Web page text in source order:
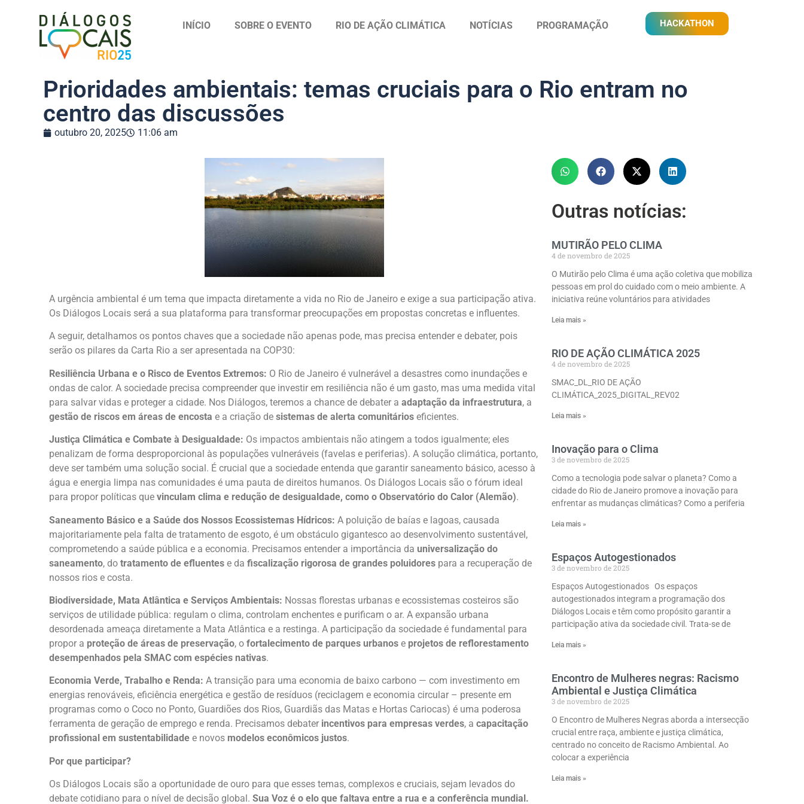
INÍCIO SOBRE O EVENTO RIO DE AÇÃO CLIMÁTICA NOTÍCIAS PROGRAMAÇÃO HACKATHON
Prioridades ambientais: temas cruciais para o Rio entram no
centro das discussões
outubro 20, 2025 11:06 am
A urgência ambiental é um tema que impacta diretamente a vida no Rio de Janeiro e exige a sua participação ativa.
Os Diálogos Locais será a sua plataforma para transformar preocupações em propostas concretas e influentes.
A seguir, detalhamos os pontos chaves que a sociedade não apenas pode, mas precisa entender e debater, pois
serão os pilares da Carta Rio a ser apresentada na COP30:
Resiliência Urbana e o Risco de Eventos Extremos: O Rio de Janeiro é vulnerável a desastres como inundações e
ondas de calor. A sociedade precisa compreender que investir em resiliência não é um gasto, mas uma medida vital
para salvar vidas e proteger a cidade. Nos Diálogos, teremos a chance de debater a adaptação da infraestrutura, a
gestão de riscos em áreas de encosta e a criação de sistemas de alerta comunitários eficientes.
Justiça Climática e Combate à Desigualdade: Os impactos ambientais não atingem a todos igualmente; eles
penalizam de forma desproporcional às populações vulneráveis (favelas e periferias). A solução climática, portanto,
deve ser também uma solução social. É crucial que a sociedade entenda que garantir saneamento básico, acesso à
água e energia limpa nas comunidades é uma pauta de direitos humanos. Os Diálogos Locais são o fórum ideal
para propor políticas que vinculam clima e redução de desigualdade, como o Observatório do Calor (Alemão).
Saneamento Básico e a Saúde dos Nossos Ecossistemas Hídricos: A poluição de baías e lagoas, causada
majoritariamente pela falta de tratamento de esgoto, é um obstáculo gigantesco ao desenvolvimento sustentável,
comprometendo a saúde pública e a economia. Precisamos entender a importância da universalização do
saneamento, do tratamento de efluentes e da fiscalização rigorosa de grandes poluidores para a recuperação de
nossos rios e costa.
Biodiversidade, Mata Atlântica e Serviços Ambientais: Nossas florestas urbanas e ecossistemas costeiros são
serviços de utilidade pública: regulam o clima, controlam enchentes e purificam o ar. A expansão urbana
desordenada ameaça diretamente a Mata Atlântica e a restinga. A participação da sociedade é fundamental para
propor a proteção de áreas de preservação, o fortalecimento de parques urbanos e projetos de reflorestamento
desempenhados pela SMAC com espécies nativas.
Economia Verde, Trabalho e Renda: A transição para uma economia de baixo carbono — com investimento em
energias renováveis, eficiência energética e gestão de resíduos (reciclagem e economia circular – presente em
programas como o Coco no Ponto, Guardiões dos Rios, Guardiãs das Matas e Hortas Cariocas) é uma poderosa
ferramenta de geração de emprego e renda. Precisamos debater incentivos para empresas verdes, a capacitação
profissional em sustentabilidade e novos modelos econômicos justos.
Por que participar?
Os Diálogos Locais são a oportunidade de ouro para que esses temas, complexos e cruciais, sejam levados do
debate cotidiano para o nível de decisão global. Sua Voz é o elo que faltava entre a rua e a conferência mundial.
Outras notícias:​
MUTIRÃO PELO CLIMA
4 de novembro de 2025
O Mutirão pelo Clima é uma ação coletiva que mobiliza
pessoas em prol do cuidado com o meio ambiente. A
iniciativa reúne voluntários para atividades
Leia mais »
RIO DE AÇÃO CLIMÁTICA 2025
4 de novembro de 2025
SMAC_DL_RIO DE AÇÃO
CLIMÁTICA_2025_DIGITAL_REV02
Leia mais »
Inovação para o Clima
3 de novembro de 2025
Como a tecnologia pode salvar o planeta? Como a
cidade do Rio de Janeiro promove a inovação para
enfrentar as mudanças climáticas? Como a periferia
Leia mais »
Espaços Autogestionados
3 de novembro de 2025
Espaços Autogestionados Os espaços
autogestionados integram a programação dos
Diálogos Locais e têm como propósito garantir a
participação ativa da sociedade civil. Trata-se de
Leia mais »
Encontro de Mulheres negras: Racismo
Ambiental e Justiça Climática
3 de novembro de 2025
O Encontro de Mulheres Negras aborda a intersecção
crucial entre raça, ambiente e justiça climática,
centrado no conceito de Racismo Ambiental. Ao
colocar a experiência
Leia mais »